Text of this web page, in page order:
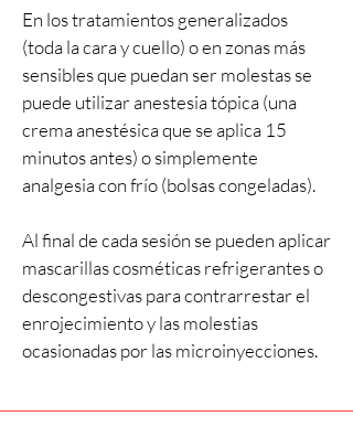
En los tratamientos generalizados
(toda la cara y cuello) o en zonas más
sensibles que puedan ser molestas se
puede utilizar anestesia tópica (una
crema anestésica que se aplica 15
minutos antes) o simplemente
analgesia con frío (bolsas congeladas).
Al final de cada sesión se pueden aplicar
mascarillas cosméticas refrigerantes o
descongestivas para contrarrestar el
enrojecimiento y las molestias
ocasionadas por las microinyecciones.